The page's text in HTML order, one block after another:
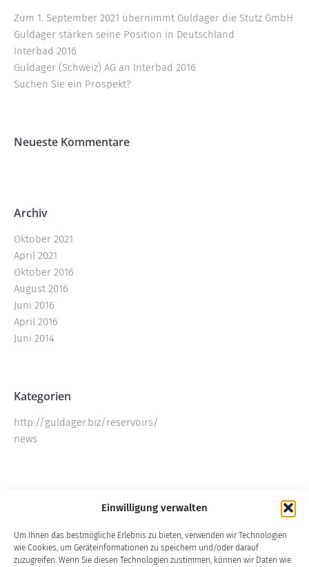
Einwilligung verwalten
Um Ihnen das bestmögliche Erlebnis zu bieten, verwenden wir Technologien
wie Cookies, um Geräteinformationen zu speichern und/oder darauf
zuzugreifen. Wenn Sie diesen Technologien zustimmen, können wir Daten wie
Zum 1. September 2021 übernimmt Guldager die Stutz GmbH
Guldager stärken seine Position in Deutschland
Interbad 2016
Guldager (Schweiz) AG an Interbad 2016
Suchen Sie ein Prospekt?
Neueste Kommentare
Archiv
Oktober 2021
April 2021
Oktober 2016
August 2016
Juni 2016
April 2016
Juni 2014
Kategorien
http://guldager.biz/reservoirs/
news
Eintrags-Feed
Kommentar-Feed